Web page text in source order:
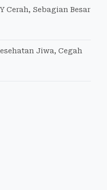
Cerah, Sebagian Besar
Jiwa, Cegah